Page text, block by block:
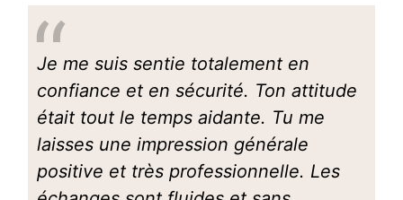
Je me suis sentie totalement en
confiance et en sécurité. Ton attitude
était tout le temps aidante. Tu me
laisses une impression générale
positive et très professionnelle. Les